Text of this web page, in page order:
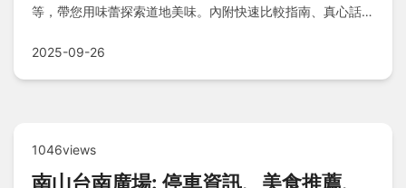
等，帶您用味蕾探索道地美味。內附快速比較指南、真心話小
打盡絕佳體驗！
2025-09-26
1046views
南山台南廣場: 停車資訊、美食推薦、